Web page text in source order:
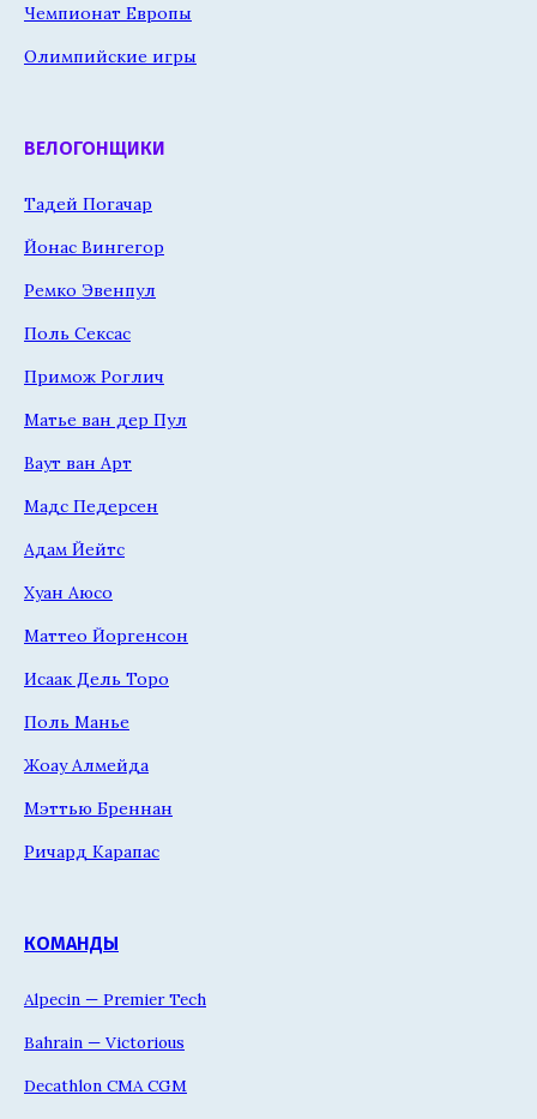
Чемпионат Европы
Олимпийские игры
ВЕЛОГОНЩИКИ
Тадей Погачар
Йонас Вингегор
Ремко Эвенпул
Поль Сексас
Примож Роглич
Матье ван дер Пул
Ваут ван Арт
Мадс Педерсен
Адам Йейтс
Хуан Аюсо
Маттео Йоргенсон
Исаак Дель Торо
Поль Манье
Жоау Алмейда
Мэттью Бреннан
Ричард Карапас
КОМАНДЫ
Alpecin — Premier Tech
Bahrain — Victorious
Decathlon CMA CGM